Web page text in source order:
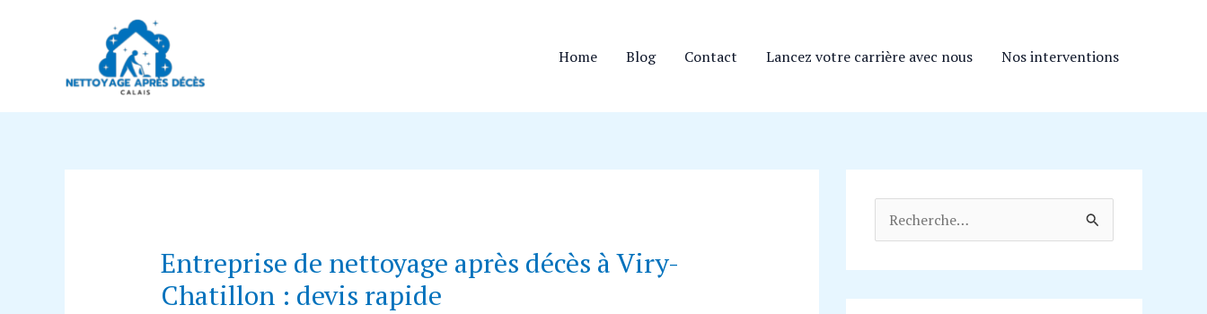
Home Blog Contact Lancez votre carrière avec nous Nos interventions
Entreprise de nettoyage après décès à Viry-
Chatillon : devis rapide
articles